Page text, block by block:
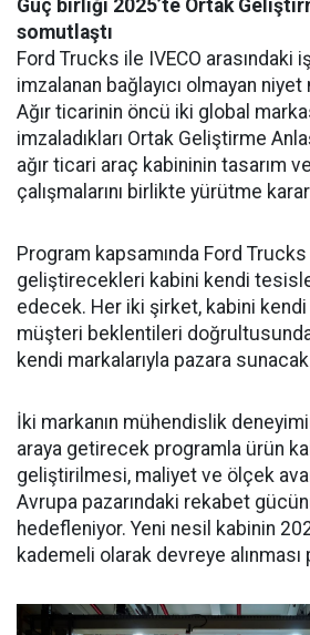
Güç birliği 2025’te Ortak
somutlaştı
Ford Trucks ile IVECO arasındaki
imzalanan bağlayıcı olmayan
Ağır ticarinin öncü iki global
imzaladıkları Ortak Geliştirme
ağır ticari araç kabininin tasarım
çalışmalarını birlikte yürütme
Program kapsamında Ford
geliştirecekleri kabini kendi
edecek. Her iki şirket, kabini kendi
müşteri beklentileri
kendi markalarıyla pazara
İki markanın mühendislik
araya getirecek programla ürün
geliştirilmesi, maliyet ve ölçek
Avrupa pazarındaki rekabet
hedefleniyor. Yeni nesil kabinin
kademeli olarak devreye alınması